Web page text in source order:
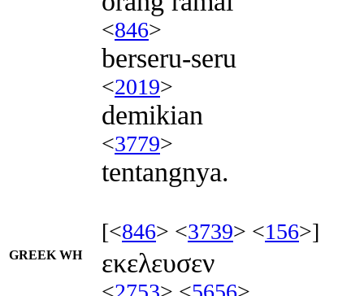
<846>
berseru-seru
<2019>
demikian
<3779>
tentangnya.
[<846> <3739> <156>]
GREEK WH εκελευσεν